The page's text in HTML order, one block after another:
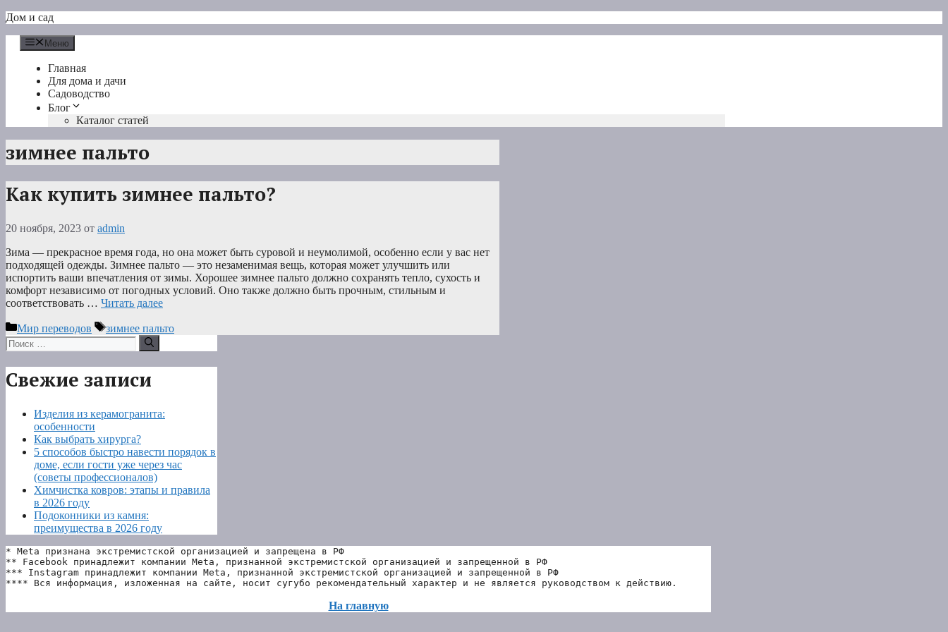
Перейти
содержимому
Дом и сад
Меню
Главная
Для дома и дачи
Садоводство
Блог
Каталог статей
зимнее пальто
Как купить зимнее пальто?
20 ноября, 2023 от admin
Зима — прекрасное время года, но она может быть суровой и неумолимой, особенно если у вас нет
подходящей одежды. Зимнее пальто — это незаменимая вещь, которая может улучшить или
испортить ваши впечатления от зимы. Хорошее зимнее пальто должно сохранять тепло, сухость и
комфорт независимо от погодных условий. Оно также должно быть прочным, стильным и
соответствовать … Читать далее
Рубрики
Мир переводов Метки
зимнее пальто
Поиск:
Свежие записи
Изделия из керамогранита:
особенности
Как выбрать хирурга?
5 способов быстро навести порядок в
доме, если гости уже через час
(советы профессионалов)
Химчистка ковров: этапы и правила
в 2026 году
Подоконники из камня:
преимущества в 2026 году
* Meta признана экстремистской организацией и запрещена в РФ
** Facebook принадлежит компании Meta, признанной экстремистской организацией и запрещенной в РФ
*** Instagram принадлежит компании Meta, признанной экстремистской организацией и запрещенной в РФ
**** Вся информация, изложенная на сайте, носит сугубо рекомендательный характер и не является руководством к действию.
На главную